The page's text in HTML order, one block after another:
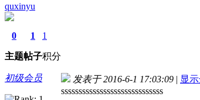
quxinyu
0
主题
1
帖子
1
积分
初级会员 发表于 2016-6-1 17:03:09 | 显
sssssssssssssssssssssssssssss